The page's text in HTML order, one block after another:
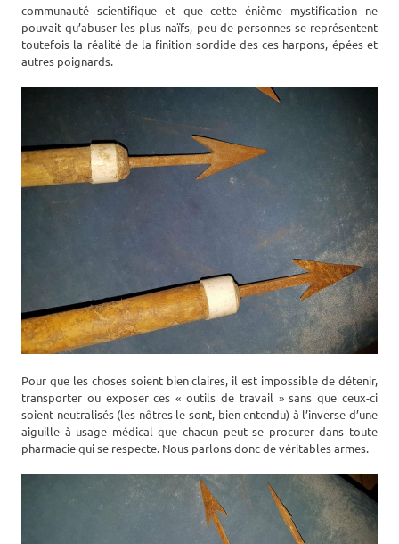
communauté scientifique et que cette énième mystification ne
pouvait qu’abuser les plus naïfs, peu de personnes se représentent
toutefois la réalité de la finition sordide des ces harpons, épées et
autres poignards.
Pour que les choses soient bien claires, il est impossible de détenir,
transporter ou exposer ces « outils de travail » sans que ceux-ci
soient neutralisés (les nôtres le sont, bien entendu) à l’inverse d’une
aiguille à usage médical que chacun peut se procurer dans toute
pharmacie qui se respecte. Nous parlons donc de véritables armes.